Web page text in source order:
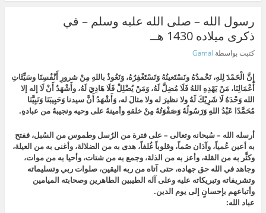
رسول الله – صلى الله عليه وسلم – في
ذكرى ميلاده 1430 هــ
كتبت بواسطة Gamal‎
إِنَّ الْحَمْدَ لِلهِ، نَحْمدُهُ ونَسْتَعينُهُ وَنَسْتَغْفِرُهُ، وَنَعُوذُ باللهِ مِنْ شرورِ أَنْفُسِنَا وسَيِّئَاتِ
أَعْمَالِنَا، مَنْ يَهْدِهِ اللهُ فَلَا مُضِلَّ لَهُ، وَمَنْ يُضْلِلْ فَلَا هَادِيَ لَهُ، وأَشْهَدُ أَنْ لَا إله إلا
الله وَحْدَهُ لَا شَرِيْكَ لَهُ ولا نظيرَ له ولا مثالَ له، وَأَشْهَدُ أَنَّ سيدنا وَحَبِيبَنَا وَنَبِيَّنَا
مُحَمَّدًا عَبْدُ اللهِ وَرَسُولُهُ وَصَفْوَتُهُ مِنْ خلقهِ وأمينهُ على وحيه ونجيبهُ من عبادهِ.
أرسله الله – سُبحانه وتعالى – على فترة من الرُسل وطموس من السُبل، ففتح
به أعين عُمياً، وآذان صُماً، وقلوباً غُلفاً، هدى به من الضلالة، وأغنى به من العيلة،
وكثَّر به من القلة، وأعز به من الذلة، وجمع به من شتات، وأحيا به من موات،
وجاهد في الله حق جهاده، حتى آتاه من ربه اليقين، صلوات ربي وتسليماته
وتشريفاته وتبريكاته عليه وعلى آله الطيبين الطاهرين وصحابته الميامين
وأتباعهم بإحسانٍ إلى يوم الدين.
عباد الله: